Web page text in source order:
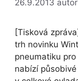
26.9.2013
[Tisková
trh novinku
pneumatiku
nabízí